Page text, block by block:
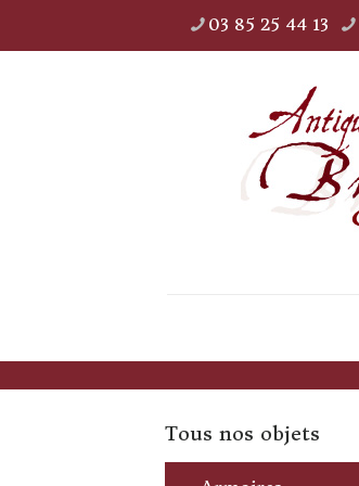
03 85 25 44 13
Tous nos objets